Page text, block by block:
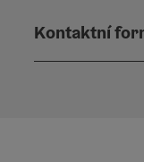
Kontaktní